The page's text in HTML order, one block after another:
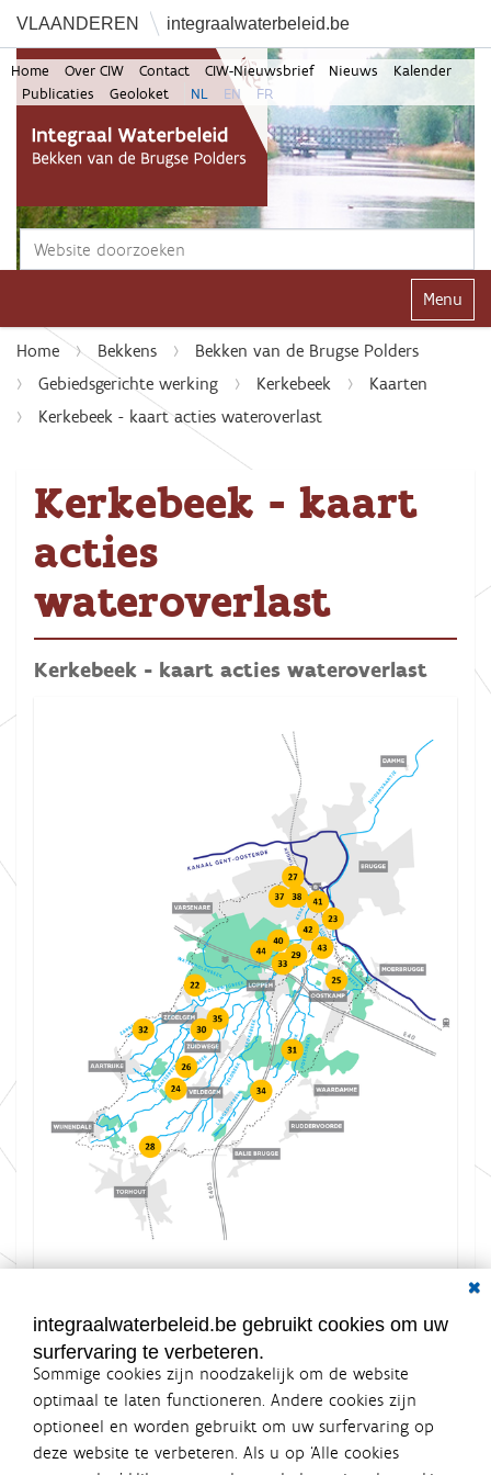
VLAANDEREN integraalwaterbeleid.be
Zoek
Home Over CIW Contact CIW-Nieuwsbrief Nieuws
Kalender
Publicaties
Geoloket NL EN FR
Klap
Home Bekkens
Bekken van de Brugse Polders
Gebiedsgerichte werking
Kerkebeek
Kaarten
Kerkebeek - kaart acties wateroverlast
Kerkebeek - kaart
acties
wateroverlast
Kerkebeek - kaart acties wateroverlast
k
v
o
r
d
integraalwaterbeleid.be gebruikt cookies om uw
surfervaring te verbeteren.
Sommige cookies zijn noodzakelijk om de website
optimaal te laten functioneren. Andere cookies zijn
optioneel en worden gebruikt om uw surfervaring op
deze website te verbeteren. Als u op ‘Alle cookies
Integraalwaterbeleid.be is een
officiële website van de Vlaamse